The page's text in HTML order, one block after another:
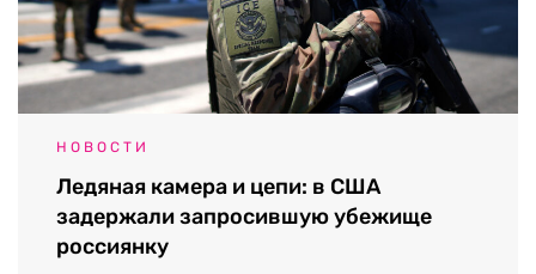
НОВОСТИ
Ледяная камера и цепи: в США
задержали запросившую убежище
россиянку